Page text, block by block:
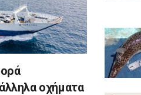
οχήματα